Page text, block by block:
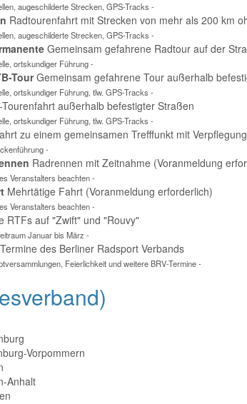
augeschilderte Strecken, GPS-Tracks -
Radtourenfahrt mit Strecken von mehr als 200 km
augeschilderte Strecken, GPS-Tracks -
Gemeinsam gefahrene Radtour auf der
ortskundiger Führung -
TourGemeinsam gefahrene Tour außerhalb
ortskundiger Führung, tlw. GPS-Tracks -
außerhalb befestigter Straßen
ortskundiger Führung, tlw. GPS-Tracks -
zu einem gemeinsamen Trefffunkt mit Verpflegung
-
Radrennen mit Zeitnahme (Voranmeldung
Veranstalters beachten -
Mehrtätige Fahrt (Voranmeldung erforderlich)
Veranstalters beachten -
RTFs auf "Zwift" und "Rouvy"
Januar bis März -
Termine des Berliner Radsport Verbands
Feierlichkeit und weitere BRV-Termine -
Vorpommern
Anhalt